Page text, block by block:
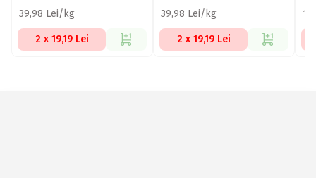
39,98 Lei/kg
2 x 19,19 Lei
39,98 Lei/kg
2 x 19,19 Lei